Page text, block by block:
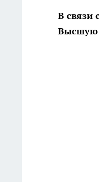
В связи
Высшую